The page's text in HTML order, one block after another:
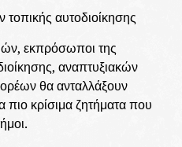
αυτοδιοίκησης
εκπρόσωποι της
αναπτυξιακών
θα ανταλλάξουν
πιο κρίσιμα ζητήματα που